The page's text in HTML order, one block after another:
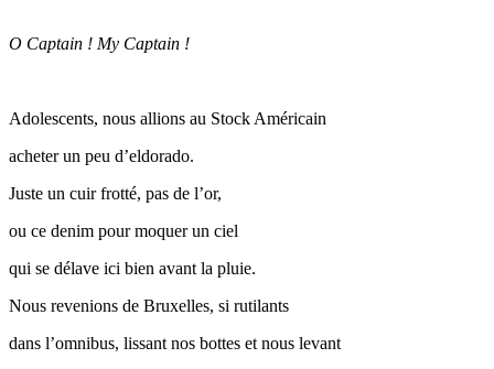
O Captain ! My Captain !
Adolescents, nous allions au Stock Américain
acheter un peu d’eldorado.
Juste un cuir frotté, pas de l’or,
ou ce denim pour moquer un ciel
qui se délave ici bien avant la pluie.
Nous revenions de Bruxelles, si rutilants
dans l’omnibus, lissant nos bottes et nous levant